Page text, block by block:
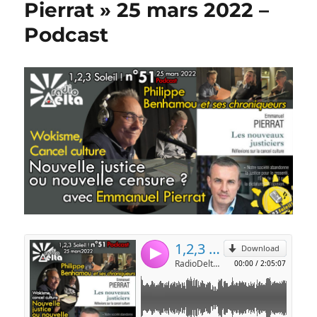
Pierrat » 25 mars 2022 –
Podcast